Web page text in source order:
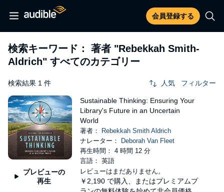
会員登録する
検索キーワード： 著者 "Rebekkah Smith-
Aldrich" すべてのカテゴリー
検索結果 1 件 人気 フィルター
プレビューの
再生
Sustainable Thinking: Ensuring Your
Library's Future in an Uncertain
World
著者：
Rebekkah Smith Aldrich
ナレーター：
Deborah Van Fleet
再生時間： 4 時間 12 分
言語： 英語
レビューはまだありません。
￥2,190 で購入、またはプレミアムプ